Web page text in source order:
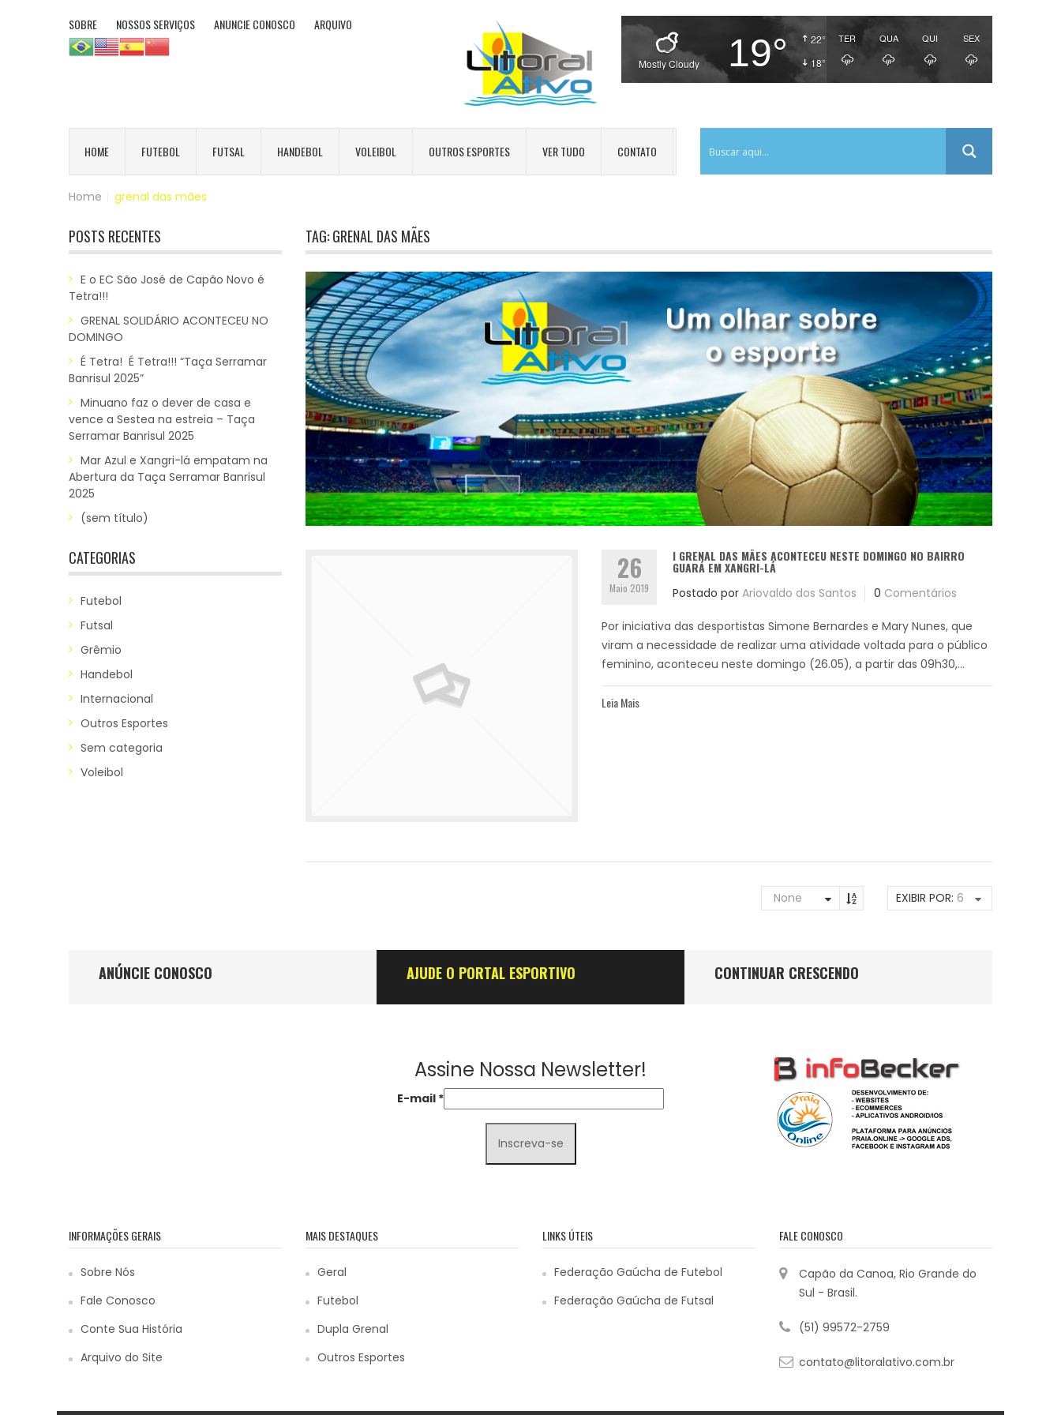
SOBRE NOSSOS SERVIÇOS ANUNCIE CONOSCO ARQUIVO
22°
18°
Mostly Cloudy 19° TER QUA QUI SEX
HOME FUTEBOL FUTSAL HANDEBOL VOLEIBOL OUTROS ESPORTES VER TUDO CONTATO
Home grenal das mães
POSTS RECENTES
E o EC São José de Capão Novo é
Tetra!!!
GRENAL SOLIDÁRIO ACONTECEU NO
DOMINGO
É Tetra! É Tetra!!! “Taça Serramar
Banrisul 2025”
Minuano faz o dever de casa e
vence a Sestea na estreia – Taça
Serramar Banrisul 2025
Mar Azul e Xangri-lá empatam na
Abertura da Taça Serramar Banrisul
2025
(sem título)
CATEGORIAS
Futebol
Futsal
Grêmio
Handebol
Internacional
Outros Esportes
Sem categoria
Voleibol
TAG:GRENAL DAS MÃES
26
Maio 2019
I GRENAL DAS MÃES ACONTECEU NESTE DOMINGO NO BAIRRO
GUARÁ EM XANGRI-LÁ
Postado por Ariovaldo dos Santos 0 Comentários
Por iniciativa das desportistas Simone Bernardes e Mary Nunes, que
viram a necessidade de realizar uma atividade voltada para o público
feminino, aconteceu neste domingo (26.05), a partir das 09h30,...
Leia Mais
None EXIBIR POR: 6
ANÚNCIE CONOSCO AJUDE O PORTAL ESPORTIVO CONTINUAR CRESCENDO
Assine Nossa Newsletter!
E-mail *
INFORMAÇÕES GERAIS
Sobre Nós
Fale Conosco
Conte Sua História
Arquivo do Site
MAIS DESTAQUES
Geral
Futebol
Dupla Grenal
Outros Esportes
LINKS ÚTEIS
Federação Gaúcha de Futebol
Federação Gaúcha de Futsal
FALE CONOSCO
Capão da Canoa, Rio Grande do
Sul - Brasil.
(51) 99572-2759
contato@litoralativo.com.br